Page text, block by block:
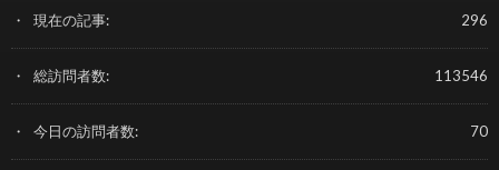
296
現在の記事:
113546
総訪問者数:
70
今日の訪問者数: